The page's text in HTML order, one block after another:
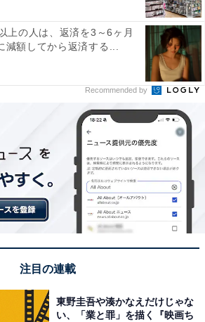
トラベルでホテルを見る
上の人は、返済を3～6ヶ月
減額してから返済する...
Recommended by
注目の連載
東野圭吾や湊かなえだけじゃな
い、「業と罪」を描く『映画ち